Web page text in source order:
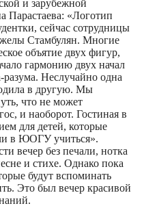
и зарубежной
«Логотип
сейчас сотрудницы
Стамбулян. Многие
объятие двух фигур,
гармонию двух начал
Неслучайно одна
в другую. Мы
что не может
и наоборот. Гостиная в
для детей, которые
в ЮОГУ учиться».
вечер без печали, нотка
и стихе. Однако пока
будут вспоминать
Это был вечер красивой